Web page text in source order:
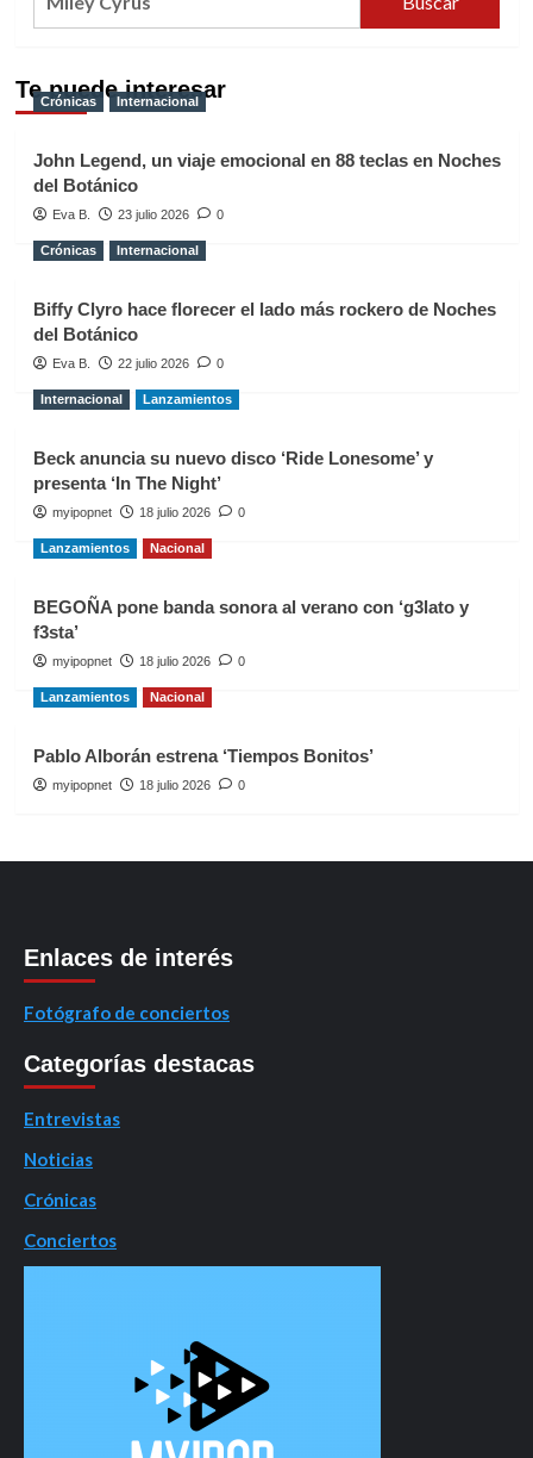
la
“Prisoner”
Te puede interesar
Crónicas Internacional
John Legend, un viaje emocional en 88 teclas en Noches
del Botánico
Eva B. 23 julio 2026 0
Crónicas Internacional
Biffy Clyro hace florecer el lado más rockero de Noches
del Botánico
Eva B. 22 julio 2026 0
Internacional Lanzamientos
Beck anuncia su nuevo disco ‘Ride Lonesome’ y
presenta ‘In The Night’
myipopnet 18 julio 2026 0
Lanzamientos Nacional
BEGOÑA pone banda sonora al verano con ‘g3lato y
f3sta’
myipopnet 18 julio 2026 0
Lanzamientos Nacional
Pablo Alborán estrena ‘Tiempos Bonitos’
myipopnet 18 julio 2026 0
Enlaces de interés
Fotógrafo de conciertos
Categorías destacas
Entrevistas
Noticias
Crónicas
Conciertos